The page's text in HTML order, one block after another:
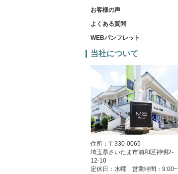
お客様の声
よくある質問
WEBパンフレット
当社について
住所：〒330-0065
埼玉県さいたま市浦和区神明2-
12-10
定休日：水曜 営業時間：9:00~